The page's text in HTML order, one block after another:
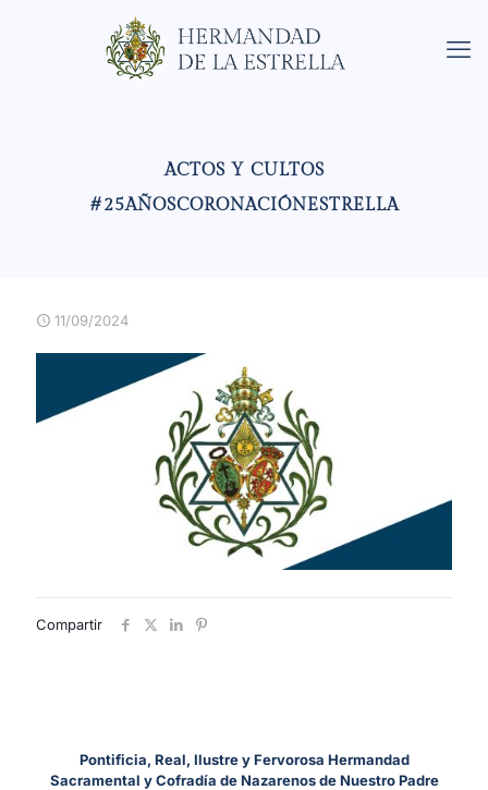
ACTOS Y CULTOS
#25AÑOSCORONACIÓNESTRELLA
11/09/2024
Compartir
Pontificia, Real, Ilustre y Fervorosa Hermandad
Sacramental y Cofradía de Nazarenos de Nuestro Padre